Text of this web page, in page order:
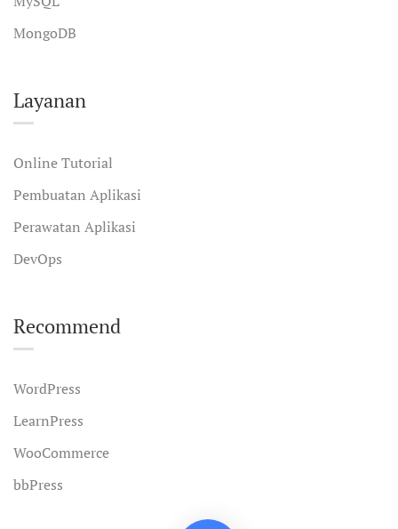
MongoDB
Layanan
Online Tutorial
Pembuatan Aplikasi
Perawatan Aplikasi
DevOps
Recommend
WordPress
LearnPress
WooCommerce
bbPress